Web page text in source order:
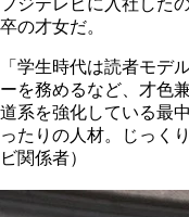
卒の才女だ。
「学生時代は読者モデ
ーを務めるなど、才色
道系を強化している最
ったりの人材。じっく
ビ関係者）